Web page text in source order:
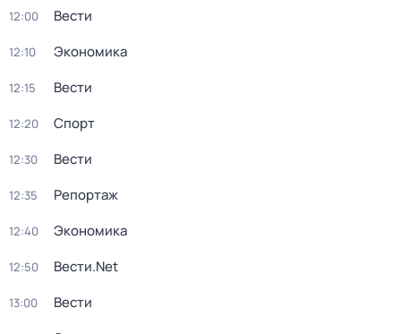
12:00 Вести
12:10 Экономика
12:15 Вести
12:20 Спорт
12:30 Вести
12:35 Репортаж
12:40 Экономика
12:50 Вести.Net
13:00 Вести